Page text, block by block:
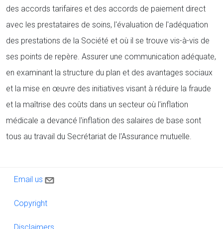
des accords tarifaires et des accords de paiement direct
avec les prestataires de soins, l'évaluation de l'adéquation
des prestations de la Société et où il se trouve vis-à-vis de
ses points de repère. Assurer une communication adéquate,
en examinant la structure du plan et des avantages sociaux
et la mise en œuvre des initiatives visant à réduire la fraude
et la maîtrise des coûts dans un secteur où l'inflation
médicale a devancé l'inflation des salaires de base sont
tous au travail du Secrétariat de l'Assurance mutuelle.
Contact us
Email us
Copyright
Copyright
Disclaimers
Disclaimers